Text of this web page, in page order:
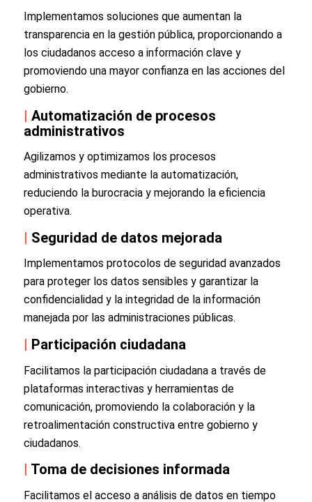
Implementamos soluciones que aumentan la
transparencia en la gestión pública, proporcionando a
los ciudadanos acceso a información clave y
promoviendo una mayor confianza en las acciones del
gobierno.
| Automatización de procesos
administrativos
Agilizamos y optimizamos los procesos
administrativos mediante la automatización,
reduciendo la burocracia y mejorando la eficiencia
operativa.
| Seguridad de datos mejorada
Implementamos protocolos de seguridad avanzados
para proteger los datos sensibles y garantizar la
confidencialidad y la integridad de la información
manejada por las administraciones públicas.
| Participación ciudadana
Facilitamos la participación ciudadana a través de
plataformas interactivas y herramientas de
comunicación, promoviendo la colaboración y la
retroalimentación constructiva entre gobierno y
ciudadanos.
| Toma de decisiones informada
Facilitamos el acceso a análisis de datos en tiempo